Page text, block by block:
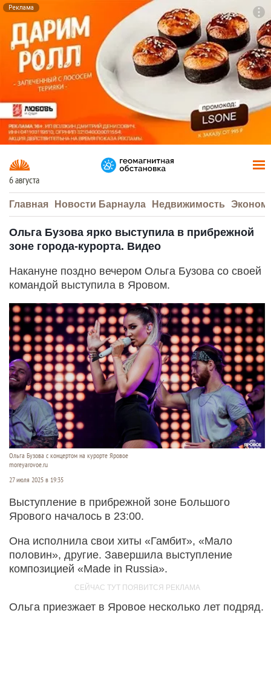
Реклама
6 августа
Главная Новости Барнаула Недвижимость
Ольга Бузова ярко выступила в прибрежной
зоне города-курорта. Видео
Накануне поздно вечером Ольга Бузова со своей
командой выступила в Яровом.
Ольга Бузова с концертом на курорте Яровое
moreyarovoe.ru
27 июля 2025 в 19:35
Выступление в прибрежной зоне Большого
Ярового началось в 23:00.
Она исполнила свои хиты «Гамбит», «Мало
половин», другие. Завершила выступление
композицией «Made in Russia».
Ольга приезжает в Яровое несколько лет подряд.